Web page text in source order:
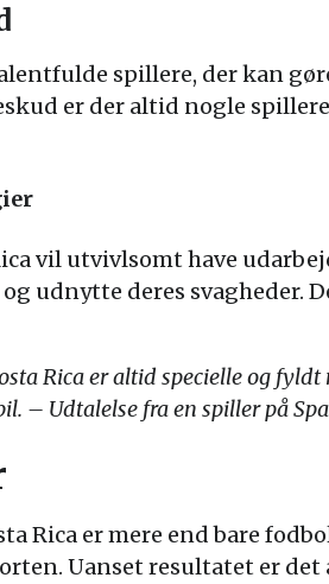
spillere, der kan
er der altid nogle
vil utvivlsomt have
udnytte deres svagheder.
Rica er altid specielle og
– Udtalelse fra en spiller på
Rica er mere end bare
Uanset resultatet er